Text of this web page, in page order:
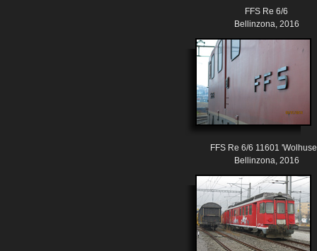
FFS Re 6/6
Bellinzona, 2016
FFS Re 6/6 11601
Bellinzona, 2016